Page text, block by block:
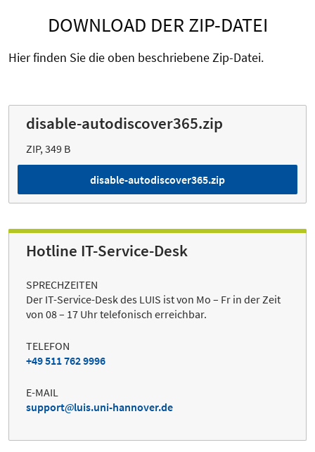
DOWNLOAD DER ZIP-DATEI
Hier finden Sie die oben beschriebene Zip-Datei.
disable-autodiscover365.zip
ZIP, 349 B
disable-autodiscover365.zip
Hotline IT-Service-Desk
SPRECHZEITEN
Der IT-Service-Desk des LUIS ist von Mo – Fr in der Zeit
von 08 – 17 Uhr telefonisch erreichbar.
TELEFON
+49 511 762 9996
E-MAIL
support
luis.uni-hannover.de